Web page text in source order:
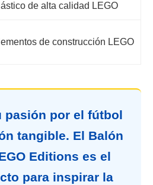
de alta calidad LEGO
de construcción LEGO
pasión por el fútbol
tangible. El Balón
Editions es el
para inspirar la